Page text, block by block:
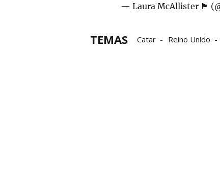
— Laura McAllister 🏴󠁧󠁢󠁷󠁬󠁳󠁿
TEMAS Catar Reino Unido